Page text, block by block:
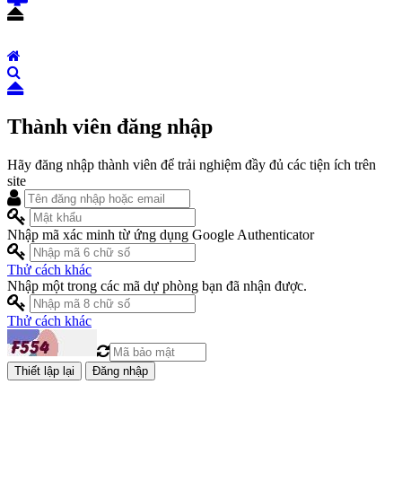
Thành viên đăng nhập
Hãy đăng nhập thành viên để trải nghiệm đầy đủ các tiện ích trên
site
Nhập mã xác minh từ ứng dụng Google Authenticator
Thử cách khác
Nhập một trong các mã dự phòng bạn đã nhận được.
Thử cách khác
Đăng nhập